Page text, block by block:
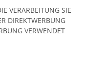
VERARBEITUNG SIE
DIREKTWERBUNG
VERWENDET